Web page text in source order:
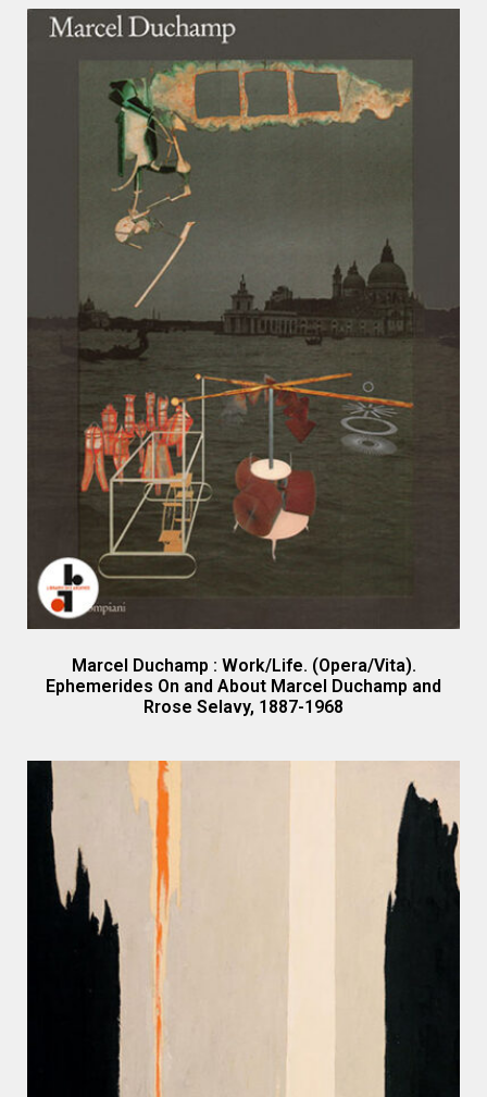
Marcel Duchamp : Work/Life. (Opera/Vita).
Ephemerides On and About Marcel Duchamp and
Rrose Selavy, 1887-1968